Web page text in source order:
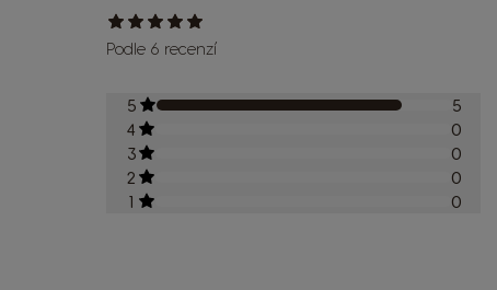
Podle 6 recenzí
5
5
4
0
3
0
2
0
1
0